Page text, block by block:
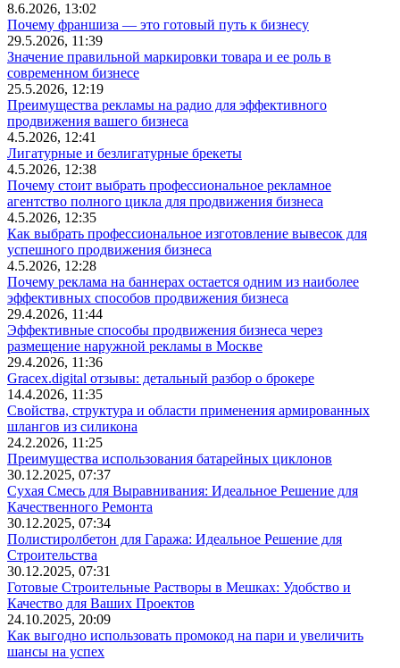
8.6.2026, 13:02
Почему франшиза — это готовый путь к бизнесу
29.5.2026, 11:39
Значение правильной маркировки товара и ее роль в
современном бизнесе
25.5.2026, 12:19
Преимущества рекламы на радио для эффективного
продвижения вашего бизнеса
4.5.2026, 12:41
Лигатурные и безлигатурные брекеты
4.5.2026, 12:38
Почему стоит выбрать профессиональное рекламное
агентство полного цикла для продвижения бизнеса
4.5.2026, 12:35
Как выбрать профессиональное изготовление вывесок для
успешного продвижения бизнеса
4.5.2026, 12:28
Почему реклама на баннерах остается одним из наиболее
эффективных способов продвижения бизнеса
29.4.2026, 11:44
Эффективные способы продвижения бизнеса через
размещение наружной рекламы в Москве
29.4.2026, 11:36
Gracex.digital отзывы: детальный разбор о брокере
14.4.2026, 11:35
Свойства, структура и области применения армированных
шлангов из силикона
24.2.2026, 11:25
Преимущества использования батарейных циклонов
30.12.2025, 07:37
Сухая Смесь для Выравнивания: Идеальное Решение для
Качественного Ремонта
30.12.2025, 07:34
Полистиролбетон для Гаража: Идеальное Решение для
Строительства
30.12.2025, 07:31
Готовые Строительные Растворы в Мешках: Удобство и
Качество для Ваших Проектов
24.10.2025, 20:09
Как выгодно использовать промокод на пари и увеличить
шансы на успех